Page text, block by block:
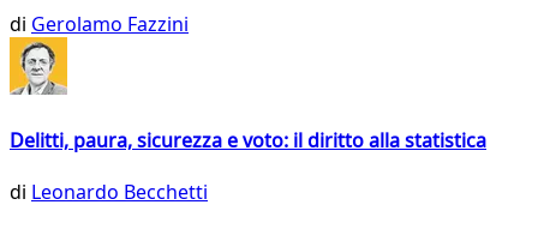
di Gerolamo Fazzini
Delitti, paura, sicurezza e voto: il diritto alla statistica
di Leonardo Becchetti